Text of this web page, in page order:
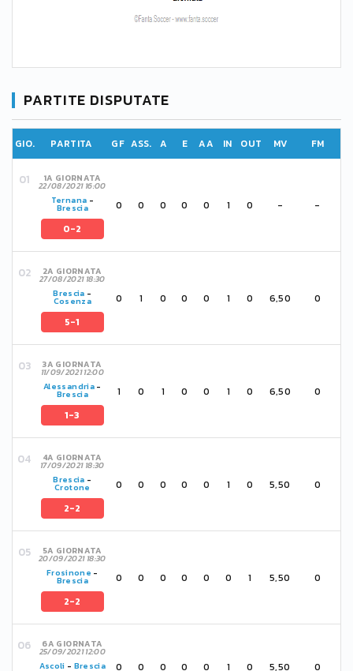
PARTITE DISPUTATE
GIO. PARTITA GF ASS. A E AA IN OUT MV FM
1A GIORNATA
22/08/2021 16:00
Ternana -
Brescia
0-2
0 0 0 0 0 1 0 - -
2A GIORNATA
27/08/2021 18:30
Brescia -
Cosenza
5-1
0 1 0 0 0 1 0 6,50 0
3A GIORNATA
11/09/2021 12:00
Alessandria-
Brescia
1-3
1 0 1 0 0 1 0 6,50 0
4A GIORNATA
17/09/2021 18:30
Brescia -
Crotone
2-2
0 0 0 0 0 1 0 5,50 0
5A GIORNATA
20/09/2021 18:30
Frosinone -
Brescia
2-2
0 0 0 0 0 0 1 5,50 0
6A GIORNATA
25/09/2021 12:00
Ascoli - Brescia 0 0 0 0 0 1 0 5,50 0